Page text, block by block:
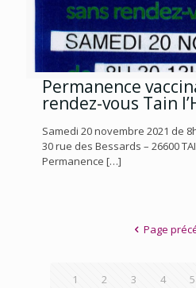
Permanence
rendez-vous Tain
Samedi 20 novembre 2021 de
30 rue des Bessards – 26600
Permanence […]
Page
1 2 3 4 5